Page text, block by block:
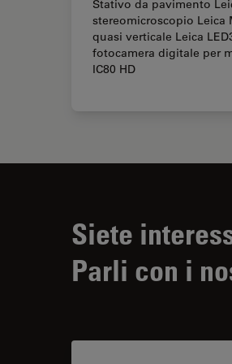
Stativo da pavimento
stereomicroscopio Leica
quasi verticale Leica
fotocamera digitale per
IC80 HD
Siete
Parli con i